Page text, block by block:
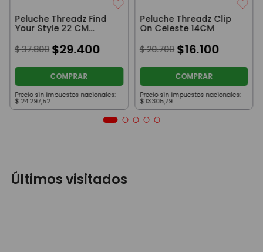
Peluche Threadz Find
Your Style 22 CM
Celeste
$ 37.800 $29.400
COMPRAR
Precio sin impuestos nacionales:
$ 24.297,52
Peluche Threadz Clip
On Celeste 14CM
$ 20.700 $16.100
COMPRAR
Precio sin impuestos nacionales:
$ 13.305,79
Últimos visitados